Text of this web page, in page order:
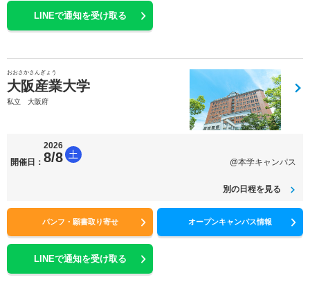
LINEで通知を受け取る
おおさかさんぎょう
大阪産業大学
私立 大阪府
開催日：
2026
8/8 土
@本学キャンパス
別の日程を見る
パンフ・願書取り寄せ オープンキャンパス情報
LINEで通知を受け取る